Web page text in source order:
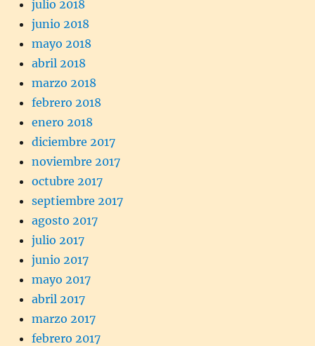
julio 2018
junio 2018
mayo 2018
abril 2018
marzo 2018
febrero 2018
enero 2018
diciembre 2017
noviembre 2017
octubre 2017
septiembre 2017
agosto 2017
julio 2017
junio 2017
mayo 2017
abril 2017
marzo 2017
febrero 2017